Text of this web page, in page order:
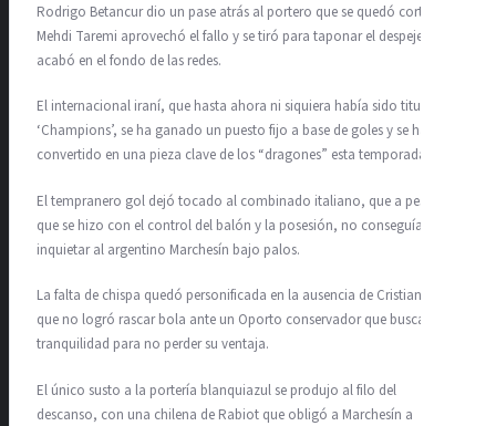
Rodrigo Betancur dio un pase atrás al portero que se quedó corto y
Mehdi Taremi aprovechó el fallo y se tiró para taponar el despeje, que
acabó en el fondo de las redes.
El internacional iraní, que hasta ahora ni siquiera había sido titular en
‘Champions’, se ha ganado un puesto fijo a base de goles y se ha
convertido en una pieza clave de los “dragones” esta temporada.
El tempranero gol dejó tocado al combinado italiano, que a pesar de
que se hizo con el control del balón y la posesión, no conseguía
inquietar al argentino Marchesín bajo palos.
La falta de chispa quedó personificada en la ausencia de Cristiano,
que no logró rascar bola ante un Oporto conservador que buscaba la
tranquilidad para no perder su ventaja.
El único susto a la portería blanquiazul se produjo al filo del
descanso, con una chilena de Rabiot que obligó a Marchesín a